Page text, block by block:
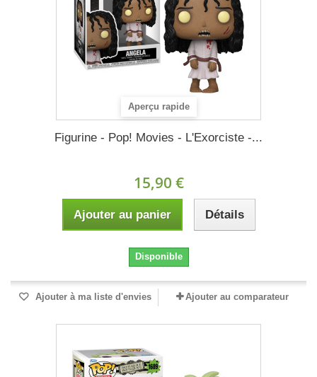
Aperçu rapide
Figurine - Pop! Movies - L'Exorciste -...
15,90 €
Ajouter au panier Détails
Disponible
Ajouter à ma liste d'envies Ajouter au comparateur